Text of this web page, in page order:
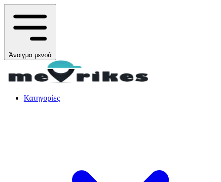
Άνοιγμα μενού
Κατηγορίες